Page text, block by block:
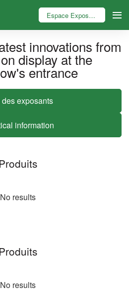
Espace Exposant
innovations from
display at the
entrance
des exposants
information
No results
No results